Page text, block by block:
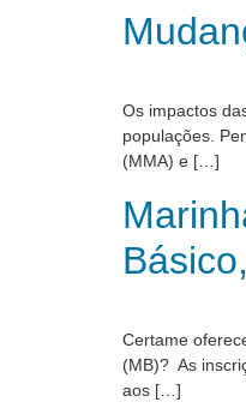
Os impactos
populações.
(MMA) e […]
Certame
(MB)? As
aos […]